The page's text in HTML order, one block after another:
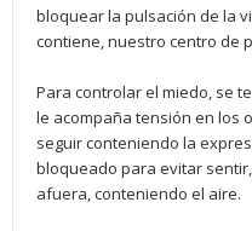
bloquear la pulsación de la
contiene, nuestro centro de
Para controlar el miedo, se
le acompaña tensión en los
seguir conteniendo la
bloqueado para evitar
afuera, conteniendo el aire.